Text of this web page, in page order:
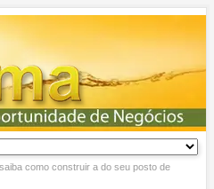
como construir a do seu posto de